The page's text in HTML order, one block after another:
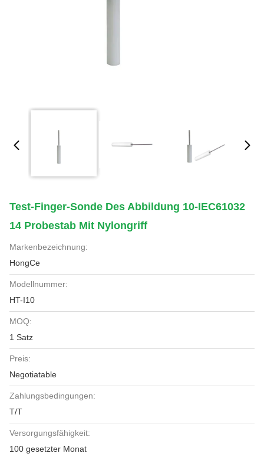
Test-Finger-Sonde Des Abbildung 10-IEC61032
14 Probestab Mit Nylongriff
Markenbezeichnung:
HongCe
Modellnummer:
HT-I10
MOQ:
1 Satz
Preis:
Negotiatable
Zahlungsbedingungen:
T/T
Versorgungsfähigkeit:
100 gesetzter Monat